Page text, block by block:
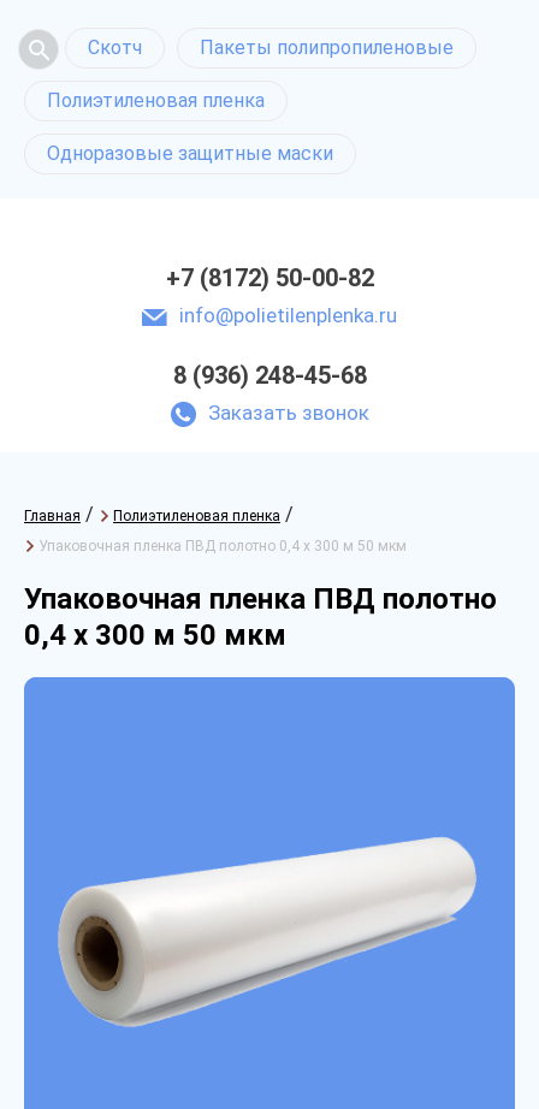
Скотч Пакеты полипропиленовые
Полиэтиленовая пленка
Одноразовые защитные маски
+7 (8172) 50-00-82
info@polietilenplenka.ru
8 (936) 248-45-68
Заказать звонок
Главная / Полиэтиленовая пленка /
Упаковочная пленка ПВД полотно 0,4 х 300 м 50 мкм
Упаковочная пленка ПВД полотно
0,4 х 300 м 50 мкм